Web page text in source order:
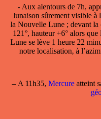
- Aux alentours de 7h,
lunaison sûrement visible à
la Nouvelle Lune ; devant
121°, hauteur +6° alors
Lune se lève 1 heure 22
notre localisation, à
–A 11h35, Mercure atteint